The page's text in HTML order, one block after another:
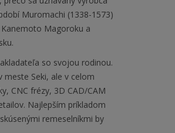
Muromachi (1338-1573)
Magoroku a
so svojou rodinou.
meste Seki, ale v celom
CNC frézy, 3D CAD/CAM
Najlepším príkladom
remeselníkmi by